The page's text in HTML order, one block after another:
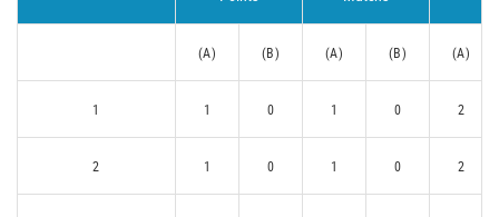
(A) (B) (A) (B) (A)
1 1 0 1 0 2
2 1 0 1 0 2